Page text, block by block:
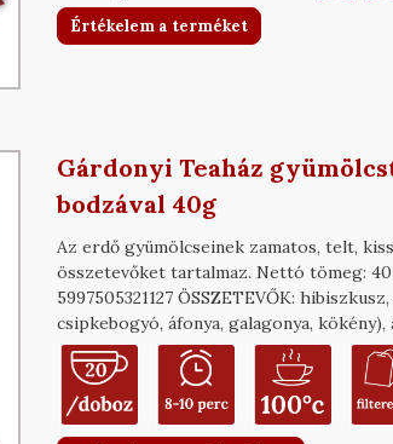
Értékelem a terméket
Gárdonyi Teaház
bodzával 40g
Az erdő gyümölcseinek zamatos, telt,
összetevőket tartalmaz. Nettó tömeg: 40
5997505321127 ÖSSZETEVŐK:
csipkebogyó, áfonya, galagonya, kökény),